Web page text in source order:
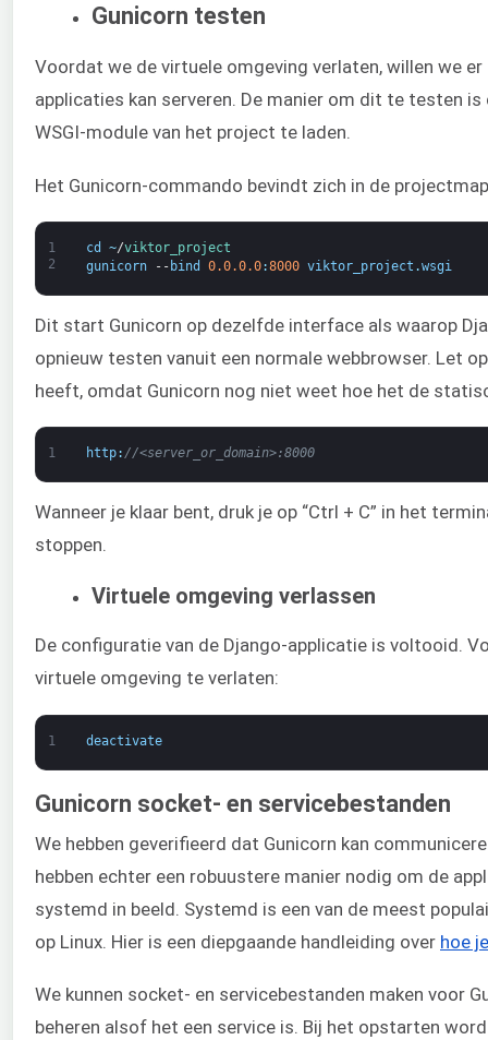
Gunicorn testen
Voordat we de virtuele omgeving verlaten, willen we
applicaties kan serveren. De manier om dit te testen
WSGI-module van het project te laden.
Het Gunicorn-commando bevindt zich in de
1
2
cd ~/viktor_project
gunicorn
-- bind 0.0.0.0:8000 viktor_project .wsgi
Dit start Gunicorn op dezelfde interface als waarop
opnieuw testen vanuit een normale webbrowser. Let
heeft, omdat Gunicorn nog niet weet hoe het de
1 http: //<server_or_domain>:8000
Wanneer je klaar bent, druk je op “Ctrl + C” in het
stoppen.
Virtuele omgeving verlassen
De configuratie van de Django-applicatie is voltooid.
virtuele omgeving te verlaten:
1 deactivate
Gunicorn socket- en servicebestanden
We hebben geverifieerd dat Gunicorn kan
hebben echter een robuustere manier nodig om de
systemd in beeld. Systemd is een van de meest
op Linux. Hier is een diepgaande handleiding over hoe
We kunnen socket- en servicebestanden maken voor
beheren alsof het een service is. Bij het opstarten